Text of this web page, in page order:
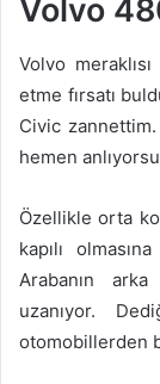
Volvo
Volvo
etme fırsatı
Civic
hemen
Özellikle orta
kapılı
Arabanın
uzanıyor.
otomobillerden